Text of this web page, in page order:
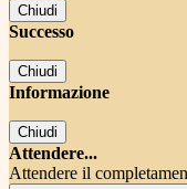
Chiudi
Successo
Chiudi
Informazione
Chiudi
Attendere...
Attendere il